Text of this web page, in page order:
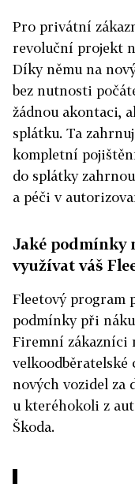
Pro privátní
revoluční projekt
Díky němu na
bez nutnosti
žádnou akontaci,
splátku. Ta
kompletní
do splátky
a péči v
Jaké podmínky
využívat váš
Fleetový program
podmínky při
Firemní zákazníci
nových vozidel za
u kteréhokoli z
Škoda.